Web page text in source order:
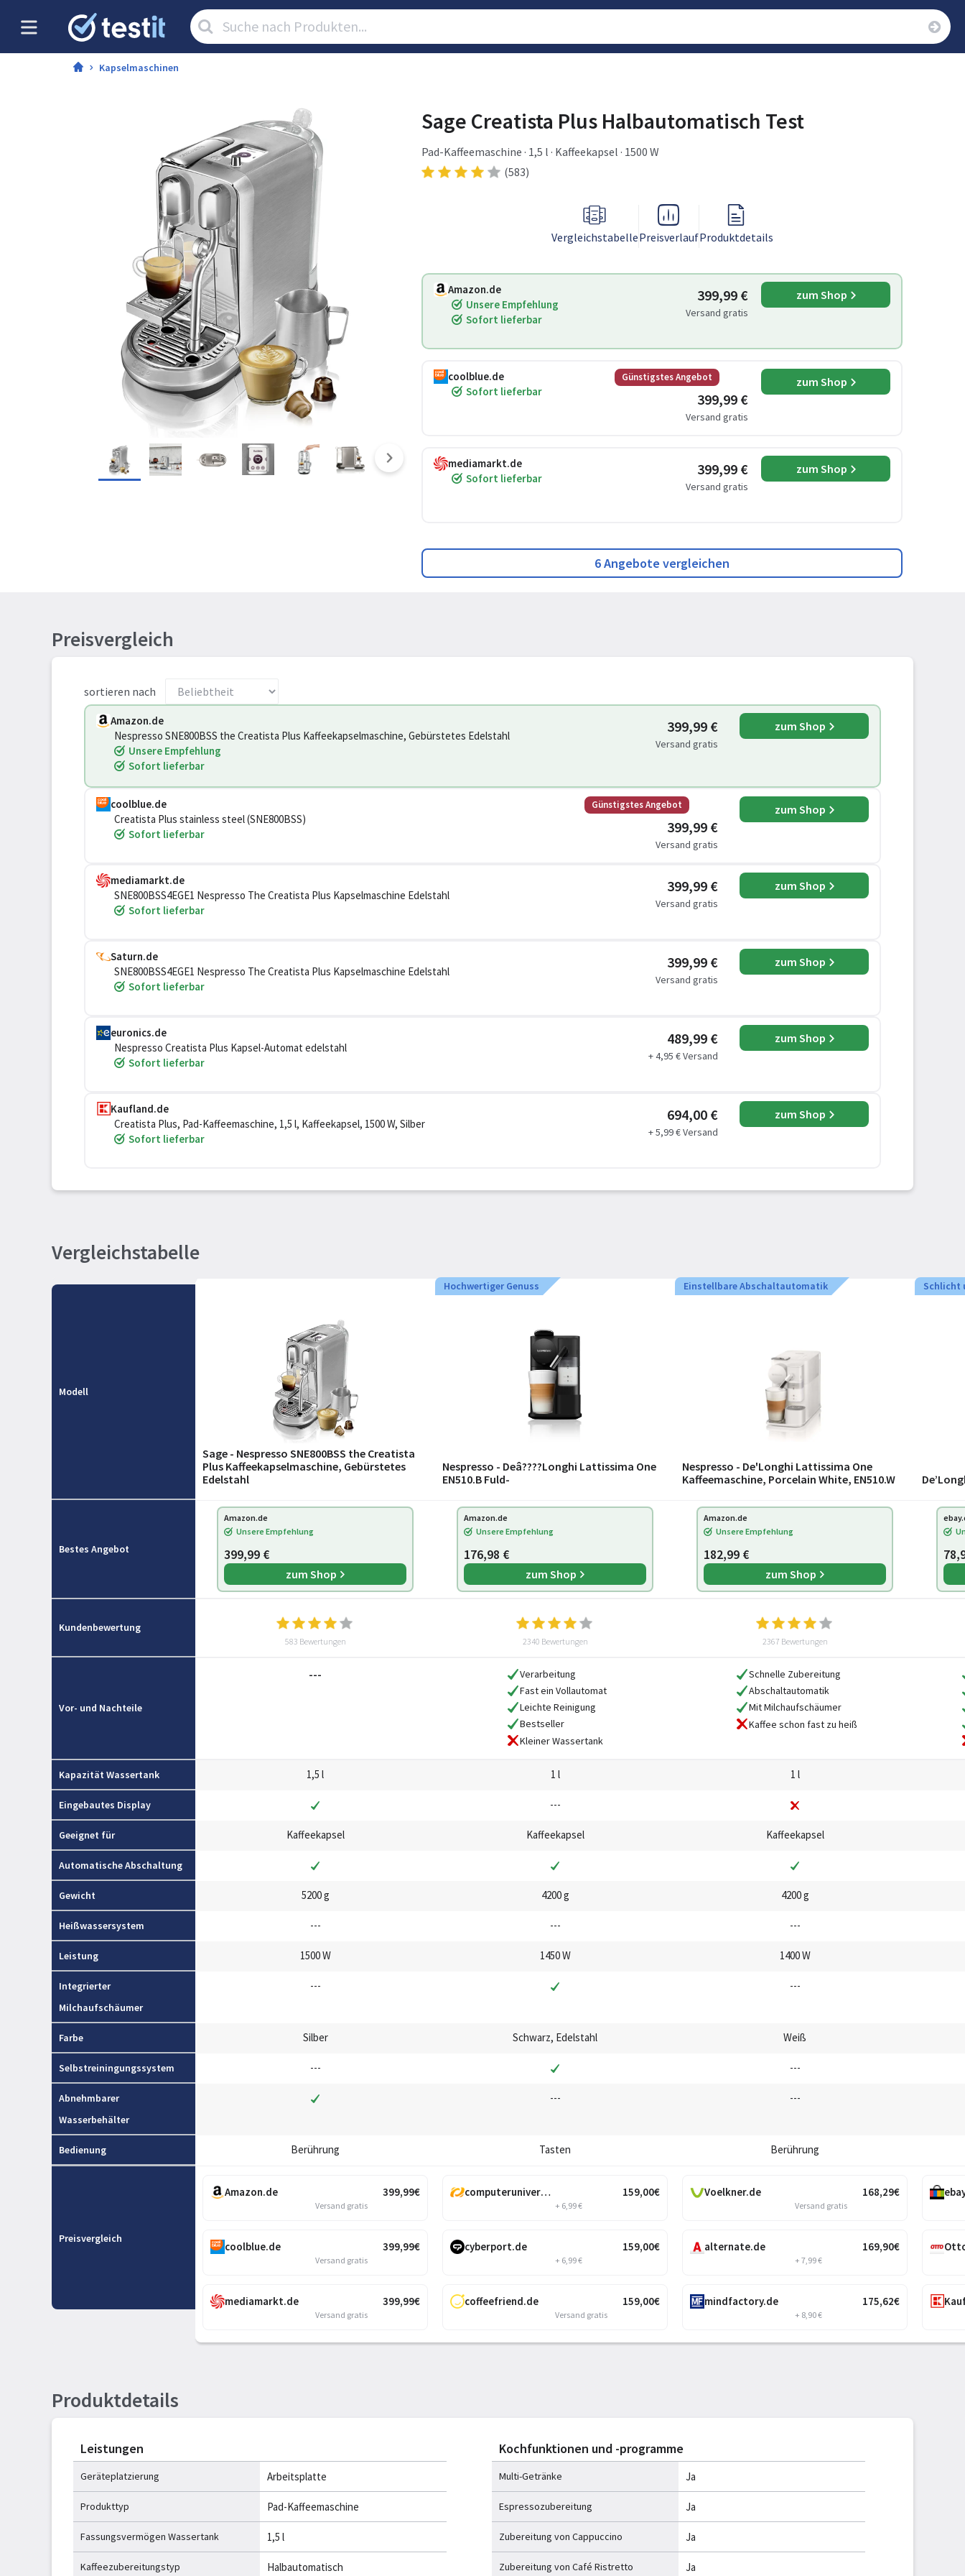
Artikel
suchen:
Kapselmaschinen
Sage Creatista Plus Halbautomatisch Test
Pad-Kaffeemaschine · 1,5 l · Kaffeekapsel · 1500 W
(583)
VergleichstabellePreisverlaufProduktdetails
Amazon.de
Unsere Empfehlung
Sofort lieferbar
399,99 €
Versand gratis
zum Shop
coolblue.de
Sofort lieferbar
Günstigstes Angebot
399,99 €
Versand gratis
zum Shop
mediamarkt.de
Sofort lieferbar
399,99 €
Versand gratis
zum Shop
6 Angebote vergleichen
Preisvergleich
sortieren nach
Amazon.de
Nespresso SNE800BSS the Creatista Plus Kaffeekapselmaschine, Gebürstetes Edelstahl
Unsere Empfehlung
Sofort lieferbar
399,99 €
Versand gratis
zum Shop
coolblue.de
Creatista Plus stainless steel (SNE800BSS)
Sofort lieferbar
Günstigstes Angebot
399,99 €
Versand gratis
zum Shop
mediamarkt.de
SNE800BSS4EGE1 Nespresso The Creatista Plus Kapselmaschine Edelstahl
Sofort lieferbar
399,99 €
Versand gratis
zum Shop
Saturn.de
SNE800BSS4EGE1 Nespresso The Creatista Plus Kapselmaschine Edelstahl
Sofort lieferbar
399,99 €
Versand gratis
zum Shop
euronics.de
Nespresso Creatista Plus Kapsel-Automat edelstahl
Sofort lieferbar
489,99 €
+ 4,95 € Versand
zum Shop
Kaufland.de
Creatista Plus, Pad-Kaffeemaschine, 1,5 l, Kaffeekapsel, 1500 W, Silber
Sofort lieferbar
694,00 €
+ 5,99 € Versand
zum Shop
Vergleichstabelle
Modell
Sage - Nespresso SNE800BSS the Creatista
Plus Kaffeekapselmaschine, Gebürstetes
Edelstahl
Hochwertiger Genuss
Nespresso - Deâ????Longhi Lattissima One
EN510.B Fuld-
Einstellbare Abschaltautomatik
Nespresso - De'Longhi Lattissima One
Kaffeemaschine, Porcelain White, EN510.W
Schlicht
Bestes Angebot
Amazon.de
Unsere Empfehlung
399,99 €
zum Shop
Amazon.de
Unsere Empfehlung
176,98 €
zum Shop
Amazon.de
Unsere Empfehlung
182,99 €
zum Shop
Kundenbewertung
583 Bewertungen 2340 Bewertungen 2367 Bewertungen
Vor- und Nachteile
---
Verarbeitung
Fast ein Vollautomat
Leichte Reinigung
Bestseller
Kleiner Wassertank
Schnelle Zubereitung
Abschaltautomatik
Mit Milchaufschäumer
Kaffee schon fast zu heiß
Kapazität Wassertank 1,5 l 1 l 1 l
Eingebautes Display ---
Geeignet für Kaffeekapsel Kaffeekapsel Kaffeekapsel
Automatische Abschaltung
Gewicht 5200 g 4200 g 4200 g
Heißwassersystem --- --- ---
Leistung 1500 W 1450 W 1400 W
Integrierter
Milchaufschäumer
--- ---
Farbe Silber Schwarz, Edelstahl Weiß
Selbstreiningungssystem --- ---
Abnehmbarer
Wasserbehälter
--- ---
Bedienung Berührung Tasten Berührung
Preisvergleich
399,99€
Amazon.de
Versand gratis
399,99€
coolblue.de
Versand gratis
399,99€
mediamarkt.de
Versand gratis
159,00€
computeruniverse.net
+ 6,99 €
159,00€
cyberport.de
+ 6,99 €
159,00€
coffeefriend.de
Versand gratis
168,29€
Voelkner.de
Versand gratis
169,90€
alternate.de
+ 7,99 €
175,62€
mindfactory.de
+ 8,90 €
Produktdetails
Leistungen
Geräteplatzierung Arbeitsplatte
Produkttyp Pad-Kaffeemaschine
Fassungsvermögen Wassertank 1,5 l
Kaffeezubereitungstyp Halbautomatisch
Kochfunktionen und -programme
Multi-Getränke Ja
Espressozubereitung Ja
Zubereitung von Cappuccino Ja
Zubereitung von Café Ristretto Ja